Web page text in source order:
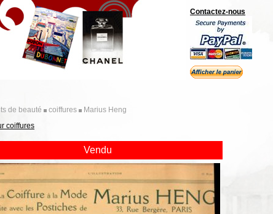
de beauté coiffures Marius Heng
Contactez-nous
coiffures
Vendu